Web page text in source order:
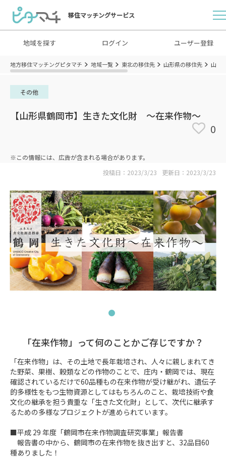
移住マッチングサービス
地域を探す ログイン ユーザー登録
地方移住マッチングピタマチ 地域一覧 東北の移住先 山形県の移住先 山形
その他
【山形県鶴岡市】生きた文化財 ～在来作物～
0
※この情報には、広告が含まれる場合があります。
投稿日：2023/3/23
更新日：2023/3/23
「在来作物」って何のことかご存じですか？
「在来作物」は、その土地で長年栽培され、人々に親しまれてき
た野菜、果樹、穀類などの作物のことで、庄内・鶴岡では、現在
確認されているだけで60品種もの在来作物が受け継がれ、遺伝子
的多様性をもつ生物資源としてはもちろんのこと、栽培技術や食
文化の継承を担う貴重な「生きた文化財」として、次代に継承す
るための多様なプロジェクトが進められています。
■平成 29 年度「鶴岡市在来作物調査研究事業」報告書
報告書の中から、鶴岡市の在来作物を抜き出すと、32品目60
種ありました！